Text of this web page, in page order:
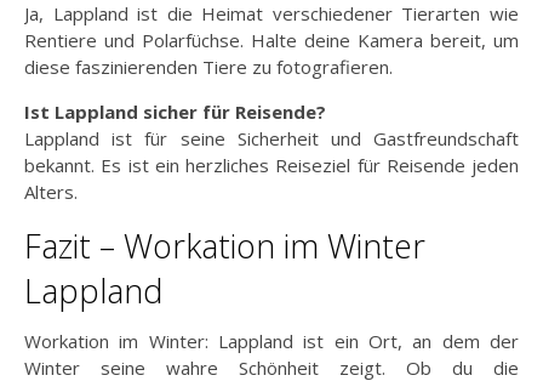
Ja, Lappland ist die Heimat verschiedener Tierarten wie
Rentiere und Polarfüchse. Halte deine Kamera bereit, um
diese faszinierenden Tiere zu fotografieren.
Ist Lappland sicher für Reisende?
Lappland ist für seine Sicherheit und Gastfreundschaft
bekannt. Es ist ein herzliches Reiseziel für Reisende jeden
Alters.
Fazit – Workation im Winter
Lappland
Workation im Winter: Lappland ist ein Ort, an dem der
Winter seine wahre Schönheit zeigt. Ob du die